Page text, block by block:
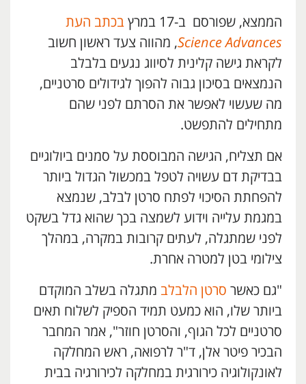
הממצא, שפורסם ב-17 במרץ
בכתב העת
Science Advances, מהווה צעד ראשון חשוב
לקראת גישה קלינית לסיווג נגעים בלבלב
הנמצאים בסיכון גבוה להפוך לגידולים סרטניים,
מה שעשוי לאפשר את הסרתם לפני שהם
מתחילים להתפשט.
אם תצליח, הגישה המבוססת על סמנים ביולוגיים
בבדיקת דם עשויה לטפל במכשול הגדול ביותר
להפחתת הסיכוי לפתח סרטן לבלב, שנמצא
במגמת עלייה וידוע לשמצה בכך שהוא גדל בשקט
לפני שמתגלה, לעתים קרובות במקרה, במהלך
צילומי בטן למטרה אחרת.
"גם כאשר סרטן הלבלב מתגלה בשלב המוקדם
ביותר שלו, הוא כמעט תמיד הספיק לשלוח תאים
סרטניים לכל הגוף, והסרטן חוזר", אמר המחבר
הבכיר פיטר אלן, ד"ר לרפואה, ראש המחלקה
לאונקולוגיה כירורגית במחלקה לכירורגיה בבית